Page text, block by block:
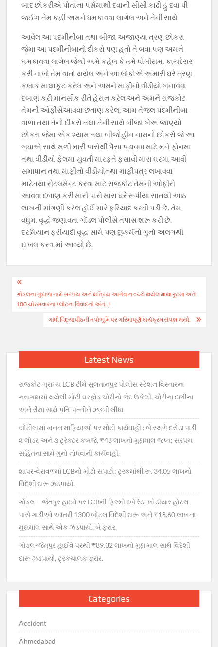
બાદ છોકરીએ પોતાના પર્સમાથી દવાની સીસી કાઢી હું દવા પી
જઈશ તેમ કહી અમને ધમકાવવા લાગેલ અને તેની સાથે
આવેલ આ પદમીનીબા તથા બીજા અજાણ્યા ત્રણ છોકરા
જેમા આ પદમીનીબાનો દીકરો પણ હતો તે બધા પણ અમને
ઘમકાવવા લાગેલ જેથી અમે કહેલ કે તમે પોલીસમા કાયદેસર
કરી નાખો તેમ વાતો થયેલ અને આ લોકોએ અમારી ઘરે ત્રણ
કલાક માથાકુટ કરેલ અને અમને માફીનો વીડીયો બનાવવા
દબાણ કરી માનસીક રીતે હેરાન કરેલ અને અમને રાજકોટ
તેમની ઓફીસેઆવવા છતાણ કરેલ, આમ તેજલ પદમીનીબા
વાળા તથા તેનો દીકરો તથા તેની સાથે બીજા બેઅ જાણ્યો
છોકરા જેમા એક શ્યામ તથા બીજોહીન નામનો છોકરો જે આ
બધાએ સાથે મળી મારી પાસેથી પૈસા પડાવવા માટે મને ફોનમા
તથા વીડીયો ફેલમા યુવતી મારફતે ફસાવી મારા ઘરમા આવી
સમાધાન તથા માફીનો વીડીયોતથા માફીપત્ર લખાવવા
માટેતથા સેટલમેન્ટ કરવા માટે રાજકોટ તેમની ઓફીસે
આવવા દબાણ કરી મારી પાસે મારા ઘરે રૂપીયા સાતથી આઠ
લાખની માંગણી કરેલ હોઈ મારે ફરિયાદ કરવી પડી છે. તેમ
વધુમાં વૃદ્ધે જણાવતા ગોંડલ પોલીસે તપાસ શરૂ કરી છે.
દરમિયાન ફરીયાદી વૃદ્ધ સામે પણ દૂષ્કર્મનો ગુનો અલગથી
દાખલ કરવામાં આવ્યો છે.
Post
navigation
ગોંડલના ગુંદાળા ગામે સરપંચ અને ક્ષત્રિય આગેવાન વચ્ચે થયેલ માથાકૂટમાં અંતે
100 ચોરસવારના પ્લોટના વિવાદનો અંત..!
ગાંધી વિદ્યાપીઠની તપોભૂમિ પર ગરિમાપૂર્ણ કાર્યક્રમ સંપન્ન થયો.
Latest News
રાજકોટ ગ્રામ્ય LCB ટીમે સુલતાનપુર પોલીસ સ્ટેશન વિસ્તારના
નવાગામમાં થયેલી મોટી ઘરફોડ ચોરીનો ભેદ ઉકેલી, ચોરીના દાગીના
અને રીક્ષા સાથે પતિ-પત્નીને ઝડપી લીધા.
ચોટીલામાં ખનન માફિયાઓ પર મોટી કાર્યવાહી : બે સ્થળે દરોડા પાડી
૨ લોડર અને ૩ ટ્રેક્ટર કબજે, ₹48 લાખનો મુદ્દામાલ જપ્ત; સરપંચ
સહિતના સામે ગુનો નોંધવાની કાર્યવાહી.
શાપર-વેરાવળમાં LCBનો મોટો સપાટો: ટ્રકમાંથી રૂ. 34.05 લાખનો
વિદેશી દારૂ ઝડપાયો.
ગોંડલ – જેતપુર હાઇવે પર LCBની ફિલ્મી ઢબે રેડ: ખોડીયાર હોટલ
પાસે ગાડીઓ આંતરી 1300 બોટલ વિદેશી દારૂ અને ₹18.60 લાખના
મુદ્દામાલ સાથે એક ઝડપાયો, બે ફરાર.
ગોંડલ-જેતપુર હાઈવે પરથી ₹89.32 લાખનો મુદ્દા માલ સાથે વિદેશી
દારૂ ઝડપાયો, ટ્રકચાલક ફરાર.
Categories
Accident
Ahmedabad